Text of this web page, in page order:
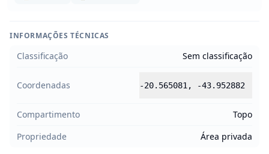
INFORMAÇÕES TÉCNICAS
Classificação Sem classificação
Coordenadas -20.565081 , -43.952882
Compartimento
Topo
Propriedade
Área privada